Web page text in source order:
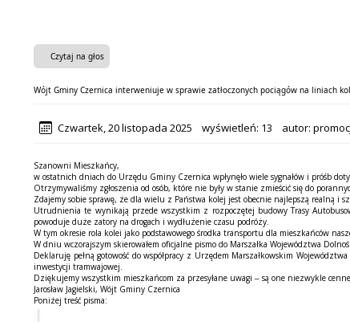
Czytaj na głos
Wójt Gminy Czernica interweniuje w sprawie zatłoczonych pociągów na liniach
Czwartek, 20 listopada 2025 wyświetleń: 13 autor:
Szanowni Mieszkańcy,
w ostatnich dniach do Urzędu Gminy Czernica wpłynęło wiele sygnałów i próśb
Otrzymywaliśmy zgłoszenia od osób, które nie były w stanie zmieścić się do
Zdajemy sobie sprawę, że dla wielu z Państwa kolej jest obecnie najlepszą realną i
Utrudnienia te wynikają przede wszystkim z rozpoczętej budowy Trasy
powoduje duże zatory na drogach i wydłużenie czasu podróży.
W tym okresie rola kolei jako podstawowego środka transportu dla mieszkańców
W dniu wczorajszym skierowałem oficjalne pismo do Marszałka Województwa Dolnoś
Deklaruję pełną gotowość do współpracy z Urzędem Marszałkowskim
inwestycji tramwajowej.
Dziękujemy wszystkim mieszkańcom za przesyłane uwagi – są one niezwykle
Jarosław Jagielski, Wójt Gminy Czernica
Poniżej treść pisma: